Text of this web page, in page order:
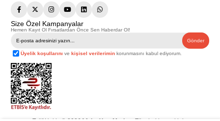
Size Özel Kampanyalar
Hemen Kayıt Ol Fırsatlardan Önce Sen Haberdar Ol!
Gönder
Üyelik koşullarını vekişisel verilerimin korunmasını kabul ediyorum.